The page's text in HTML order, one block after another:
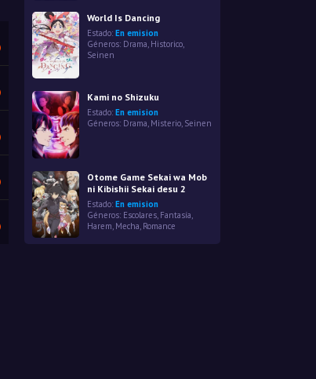
World Is Dancing
Estado: En emision
Géneros: Drama, Historico
Seinen
Kami no Shizuku
Estado: En emision
Géneros: Drama, Misterio, Seinen
Otome Game Sekai wa Mob
ni Kibishii Sekai desu 2
Estado: En emision
Géneros: Escolares Fantasía
Harem Mecha Romance